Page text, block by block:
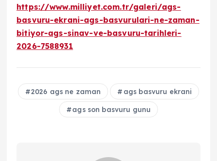
https://www.milliyet.com.tr/galeri/ags-
basvuru-ekrani-ags-basvurulari-ne-zaman-
bitiyor-ags-sinav-ve-basvuru-tarihleri-
2026-7588931
2026 ags ne zaman ags basvuru ekrani
ags son basvuru gunu